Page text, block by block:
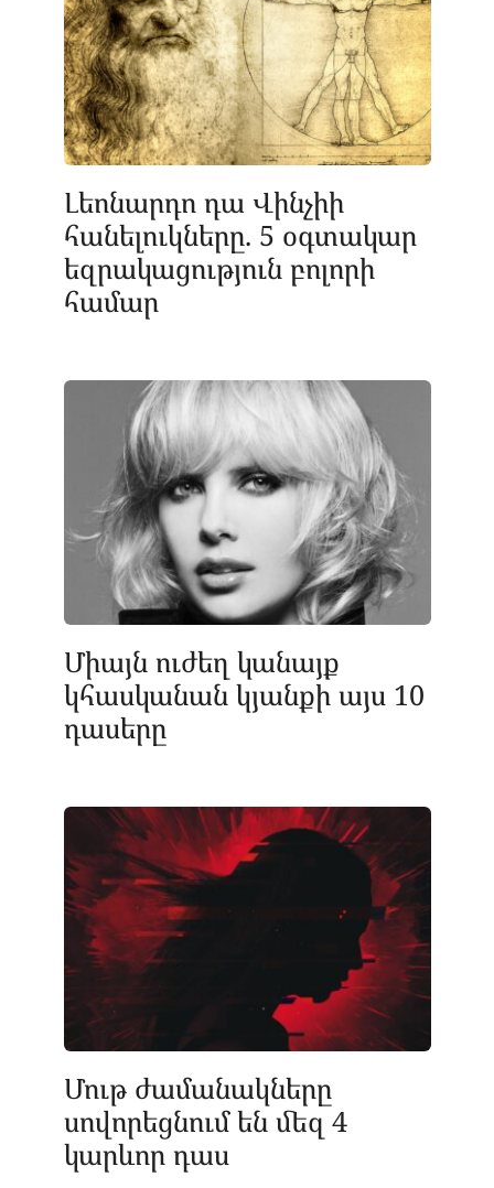
Լեոնարդո դա Վինչիի
հանելուկները. 5 օգտակար
եզրակացություն բոլորի
համար
Միայն ուժեղ կանայք
կհասկանան կյանքի այս 10
դասերը
Մութ ժամանակները
սովորեցնում են մեզ 4
կարևոր դաս